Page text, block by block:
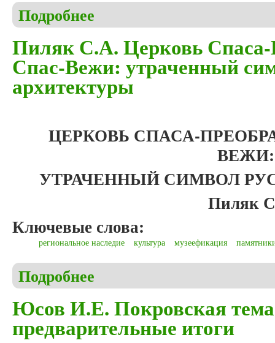
Подробнее
Пиляк С.А. Церковь Спаса-
Спас-Вежи: утраченный
архитектуры
ЦЕРКОВЬ СПАСА-
ВЕЖИ:
УТРАЧЕННЫЙ СИМВОЛ
Пиляк
Ключевые слова:
региональное наследие культура музеефикация
Подробнее
Юсов И.Е. Покровская тема
предварительные итоги